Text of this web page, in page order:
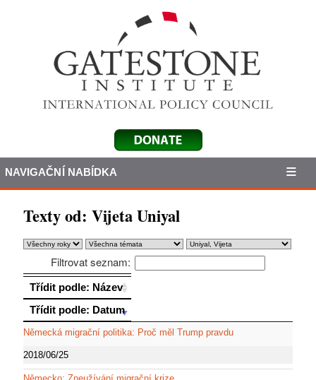
NAVIGAČNÍ NABÍDKA
Texty od: Vijeta Uniyal
Filtrovat seznam:
Třídit podle: Název
Třídit podle: Datum
Německá migrační politika: Proč měl Trump pravdu
2018/06/25
Třídit podle: Název
Třídit podle: Datum